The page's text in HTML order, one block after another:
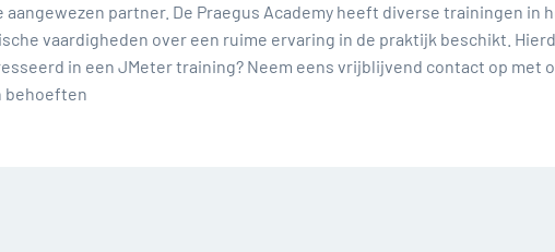
partner. De Praegus Academy heeft diverse trainingen in
vaardigheden over een ruime ervaring in de praktijk beschikt.
in een JMeter training? Neem eens vrijblijvend contact op met
behoeften